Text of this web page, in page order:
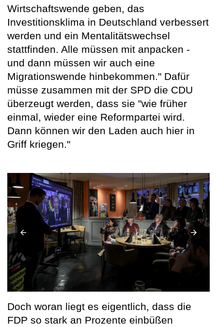
Wirtschaftswende geben, das
Investitionsklima in Deutschland verbessert
werden und ein Mentalitätswechsel
stattfinden. Alle müssen mit anpacken -
und dann müssen wir auch eine
Migrationswende hinbekommen." Dafür
müsse zusammen mit der SPD die CDU
überzeugt werden, dass sie "wie früher
einmal, wieder eine Reformpartei wird.
Dann können wir den Laden auch hier in
Griff kriegen."
Doch woran liegt es eigentlich, dass die
FDP so stark an Prozente einbüßen